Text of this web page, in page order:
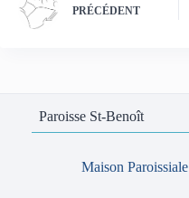
PRÉCÉDENT
Paroisse St-Benoît
Maison Paroissiale